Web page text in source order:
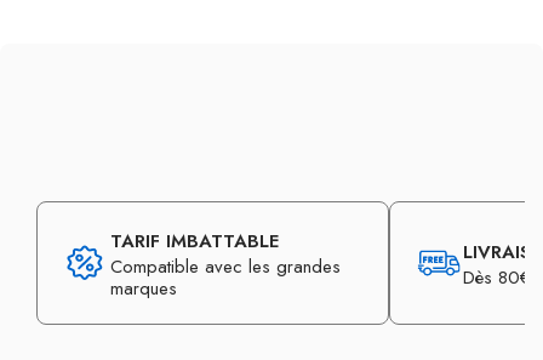
TARIF IMBATTABLE
Compatible avec les grandes
marques
Dès 80€